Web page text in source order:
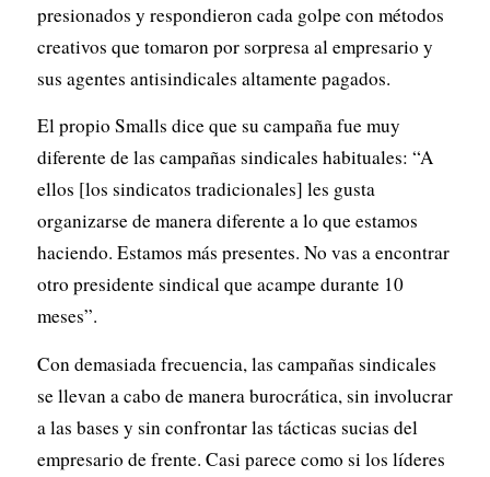
presionados y respondieron cada golpe con métodos
creativos que tomaron por sorpresa al empresario y
sus agentes antisindicales altamente pagados.
El propio Smalls dice que su campaña fue muy
diferente de las campañas sindicales habituales: “A
ellos [los sindicatos tradicionales] les gusta
organizarse de manera diferente a lo que estamos
haciendo. Estamos más presentes. No vas a encontrar
otro presidente sindical que acampe durante 10
meses”.
Con demasiada frecuencia, las campañas sindicales
se llevan a cabo de manera burocrática, sin involucrar
a las bases y sin confrontar las tácticas sucias del
empresario de frente. Casi parece como si los líderes